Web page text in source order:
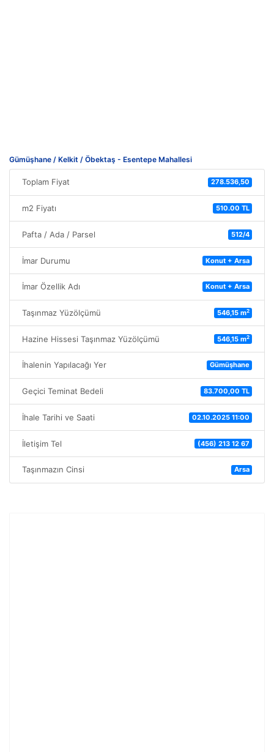
Gümüşhane / Kelkit / Öbektaş - Esentepe Mahallesi
Toplam Fiyat 278.536,50
m2 Fiyatı 510.00 TL
Pafta / Ada / Parsel 512/4
İmar Durumu Konut + Arsa
İmar Özellik Adı Konut + Arsa
Taşınmaz Yüzölçümü 546,15 m2
Hazine Hissesi Taşınmaz Yüzölçümü 546,15 m2
İhalenin Yapılacağı Yer Gümüşhane
Geçici Teminat Bedeli 83.700,00 TL
İhale Tarihi ve Saati 02.10.2025 11:00
İletişim Tel (456) 213 12 67
Taşınmazın Cinsi Arsa